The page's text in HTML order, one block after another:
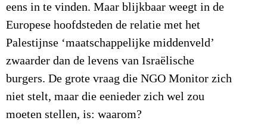
eens in te vinden. Maar blijkbaar weegt in de
Europese hoofdsteden de relatie met het
Palestijnse ‘maatschappelijke middenveld’
zwaarder dan de levens van Israëlische
burgers. De grote vraag die NGO Monitor zich
niet stelt, maar die eenieder zich wel zou
moeten stellen, is: waarom?